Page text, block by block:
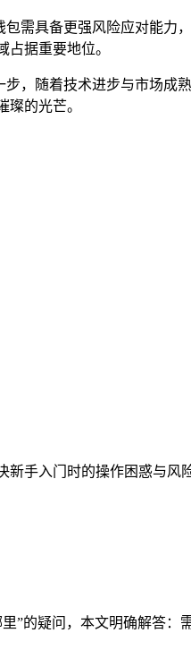
需具备更强风险应对能力
据重要地位。
，随着技术进步与市场成
的光芒。
手入门时的操作困惑与风
”的疑问，本文明确解答：